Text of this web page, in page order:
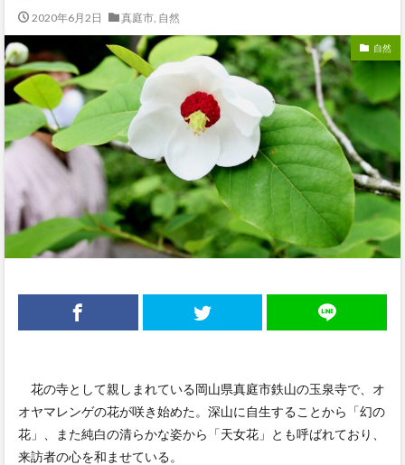
2020年6月2日 真庭市, 自然
自然
花の寺として親しまれている岡山県真庭市鉄山の玉泉寺で、オ
オヤマレンゲの花が咲き始めた。深山に自生することから「幻の
花」、また純白の清らかな姿から「天女花」とも呼ばれており、
来訪者の心を和ませている。